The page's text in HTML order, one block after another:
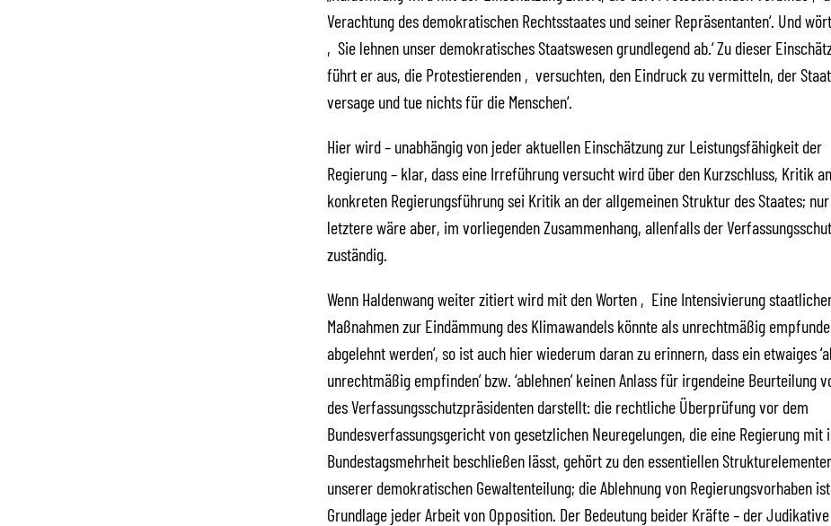
Verachtung des demokratischen Rechtsstaates und seiner Repräsentanten‘. Und
‚Sie lehnen unser demokratisches Staatswesen grundlegend ab.‘ Zu dieser
führt er aus, die Protestierenden ‚versuchten, den Eindruck zu vermitteln, der Staat
versage und tue nichts für die Menschen‘.
Hier wird – unabhängig von jeder aktuellen Einschätzung zur Leistungsfähigkeit der
Regierung – klar, dass eine Irreführung versucht wird über den Kurzschluss, Kritik
konkreten Regierungsführung sei Kritik an der allgemeinen Struktur des Staates;
letztere wäre aber, im vorliegenden Zusammenhang, allenfalls der
zuständig.
Wenn Haldenwang weiter zitiert wird mit den Worten ‚Eine Intensivierung
Maßnahmen zur Eindämmung des Klimawandels könnte als unrechtmäßig
abgelehnt werden‘, so ist auch hier wiederum daran zu erinnern, dass ein etwaiges
unrechtmäßig empfinden’ bzw. ‘ablehnen’ keinen Anlass für irgendeine Beurteilung
des Verfassungsschutzpräsidenten darstellt: die rechtliche Überprüfung vor dem
Bundesverfassungsgericht von gesetzlichen Neuregelungen, die eine Regierung mit
Bundestagsmehrheit beschließen lässt, gehört zu den essentiellen
unserer demokratischen Gewaltenteilung; die Ablehnung von Regierungsvorhaben
Grundlage jeder Arbeit von Opposition. Der Bedeutung beider Kräfte – der